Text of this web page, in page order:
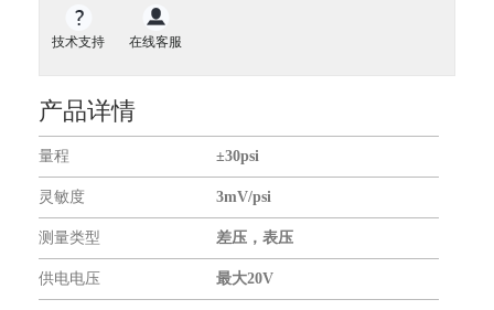
液位传感器
扭矩传感器
振动传感器
传感器仪表
无线通信模块
GNSS模块
GPS全向天线
力大小成比例。在差压传感器中允许向感应膜的任一侧
施加压力，该型传感器可用于差压和表压测量。 SCX系
列压力传感器内部包含了一集成电路和激光刻蚀的陶瓷
膜，外部则采用了紧凑的抗溶性塑料外壳进行封装。保
证了良好的耐腐蚀性和隔离外部封装应力的作用。同
时，该封装为了方便与标准的塑料压力接管进行连接，
还提供了易安装孔和压力端口。当需要对SCX系列压力
传感器的工作温度范围进行扩展时，传感器的中有2个引
脚可提供与温度成比例的电压给外电路使用。100μs的响
应时间使得SCX系列成为计算机外设和气动控制应用的
最佳选择。
技术支持 在线客服
产品详情
量程 ±30psi
灵敏度 3mV/psi
测量类型 差压，表压
供电电压 最大20V